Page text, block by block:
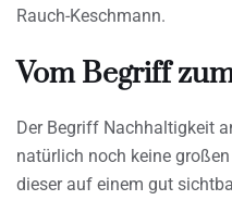
Rauch-Keschmann.
Vom Begriff
Der Begriff Nachhaltigkeit
natürlich noch keine
dieser auf einem gut